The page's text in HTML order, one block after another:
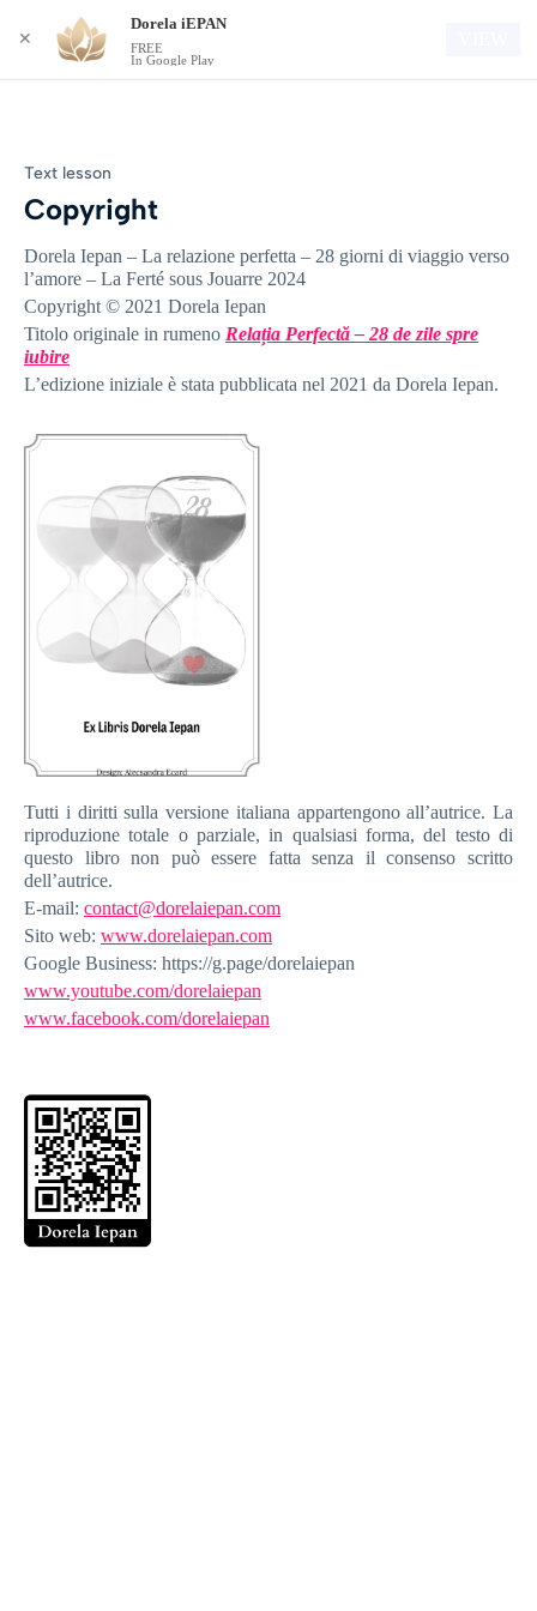
Text lesson
Copyright
Dorela Iepan – La relazione perfetta – 28 giorni di viaggio verso
l’amore – La Ferté sous Jouarre 2024
Copyright © 2021 Dorela Iepan
Titolo originale in rumeno Relația Perfectă – 28 de zile spre
iubire
L’edizione iniziale è stata pubblicata nel 2021 da Dorela Iepan.
Tutti i diritti sulla versione italiana appartengono all’autrice. La
riproduzione totale o parziale, in qualsiasi forma, del testo di
questo libro non può essere fatta senza il consenso scritto
dell’autrice.
E-mail: contact@dorelaiepan.com
Sito web: www.dorelaiepan.com
Google Business: https://g.page/dorelaiepan
www.youtube.com/dorelaiepan
www.facebook.com/dorelaiepan
✕
Dorela iEPAN
FREE
In Google Play